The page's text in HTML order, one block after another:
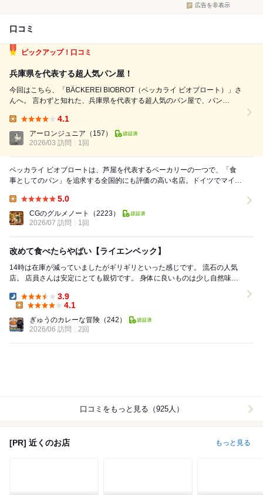
広告を非表示
口コミ
ピックアップ！口コミ
兵庫県を代表する超人気パン屋！
今回はこちら、「BÄCKEREI BIOBROT（ベッカライ ビオブロート）」さ
んへ。 言わずと知れた、兵庫県を代表する超人気のパン屋で、パン
大学生の頃なので、もう数年前です。地元兵庫にあると知っていながら、
なかな...
4.1
アーロンジュニア （157）
2026/03 訪問
1回
ベッカライ ビオブロートは、芦屋を代表するベーカリーの一つで、「食
事としてのパン」を追求する全国的にも評価の高い名店。ドイツでマイス
5.0
CGのグルメノート
（2223）
2026/07 訪問
1回
改めて食べたらやばい【ライエンベック】
14時は在庫が減っていましたがギリギリといった感じです。 流石の人気
店。 店員さんは安定にとても親切です。 身体に良いものは少し自然味が
Dinner:
3.9
4.1
ぎゅうのカレーな冒険 （242）
2026/06 訪問
2回
口コミをもっと見る（925人）
[PR] 近くのお店 もっと見る